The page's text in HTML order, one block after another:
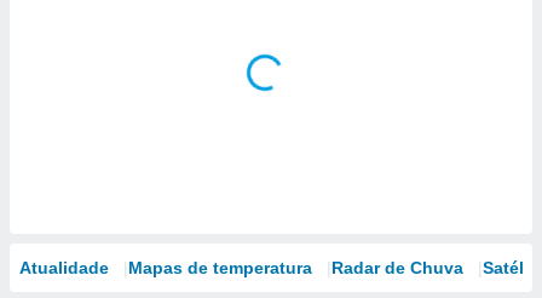
Atualidade Mapas de temperatura Radar de Chuva